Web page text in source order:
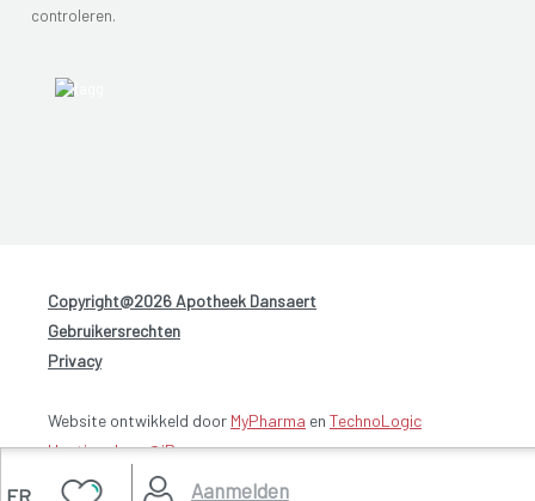
FR Aanmelden
controleren.
Copyright@2026 Apotheek Dansaert
Gebruikersrechten
Privacy
Website ontwikkeld door MyPharma en TechnoLogic
Hosting door @iPower